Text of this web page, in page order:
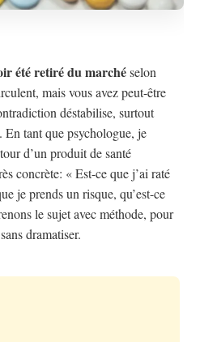
été retiré du marchéselon
mais vous avez peut-être
déstabilise, surtout
tant que psychologue, je
d’un produit de santé
concrète: « Est-ce que j’ai raté
je prends un risque, qu’est-ce
le sujet avec méthode, pour
dramatiser.